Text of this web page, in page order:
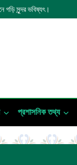
গড়ি সুন্দর ভবিষ্যৎ।
প্রশাসনিক তথ্য